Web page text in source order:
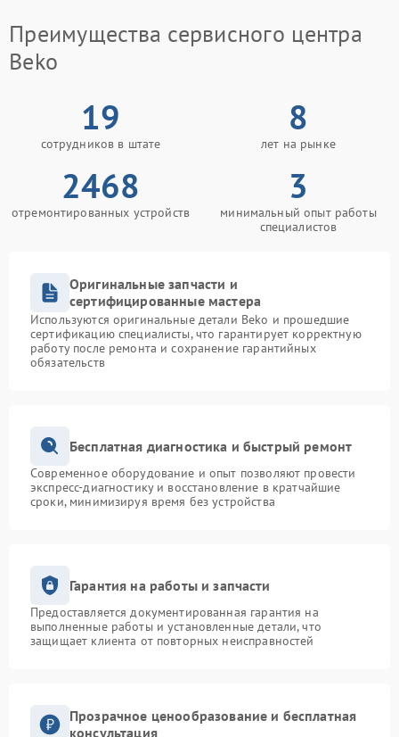
Преимущества сервисного центра
Beko
19
сотрудников в штате
8
лет на рынке
2468
отремонтированных устройств
3
минимальный опыт работы
специалистов
Оригинальные запчасти и
сертифицированные мастера
Используются оригинальные детали Beko и прошедшие
сертификацию специалисты, что гарантирует корректную
работу после ремонта и сохранение гарантийных
обязательств
Бесплатная диагностика и быстрый ремонт
Современное оборудование и опыт позволяют провести
экспресс-диагностику и восстановление в кратчайшие
сроки, минимизируя время без устройства
Гарантия на работы и запчасти
Предоставляется документированная гарантия на
выполненные работы и установленные детали, что
защищает клиента от повторных неисправностей
Прозрачное ценообразование и бесплатная
консультация